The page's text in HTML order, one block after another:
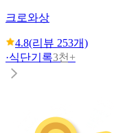
크로와상
4.8(리뷰 253개)
·식단기록3천+